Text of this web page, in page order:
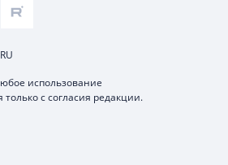
использование
только с согласия редакции.